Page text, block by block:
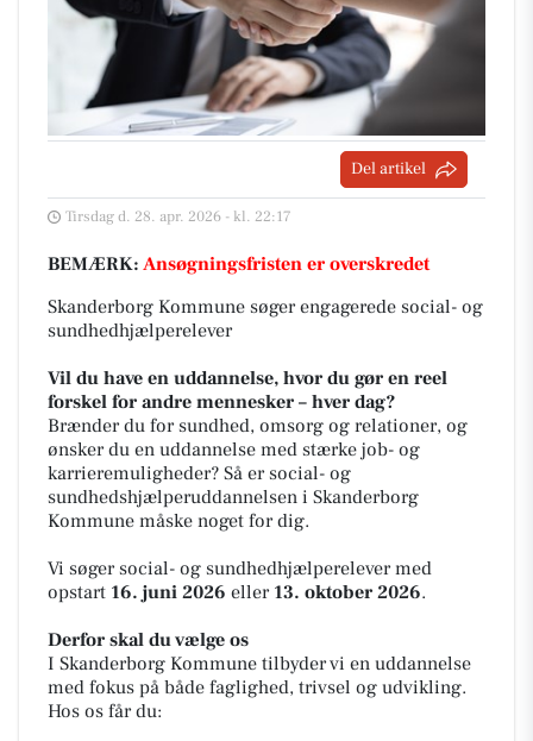
Del artikel
Tirsdag d. 28. apr. 2026 - kl. 22:17
BEMÆRK: Ansøgningsfristen er overskredet
Skanderborg Kommune søger engagerede social- og
sundhedhjælperelever
Vil du have en uddannelse, hvor du gør en reel
forskel for andre mennesker – hver dag?
Brænder du for sundhed, omsorg og relationer, og
ønsker du en uddannelse med stærke job- og
karrieremuligheder? Så er social- og
sundhedshjælperuddannelsen i Skanderborg
Kommune måske noget for dig.
Vi søger social- og sundhedhjælperelever med
opstart 16. juni 2026 eller 13. oktober 2026.
Derfor skal du vælge os
I Skanderborg Kommune tilbyder vi en uddannelse
med fokus på både faglighed, trivsel og udvikling.
Hos os får du: